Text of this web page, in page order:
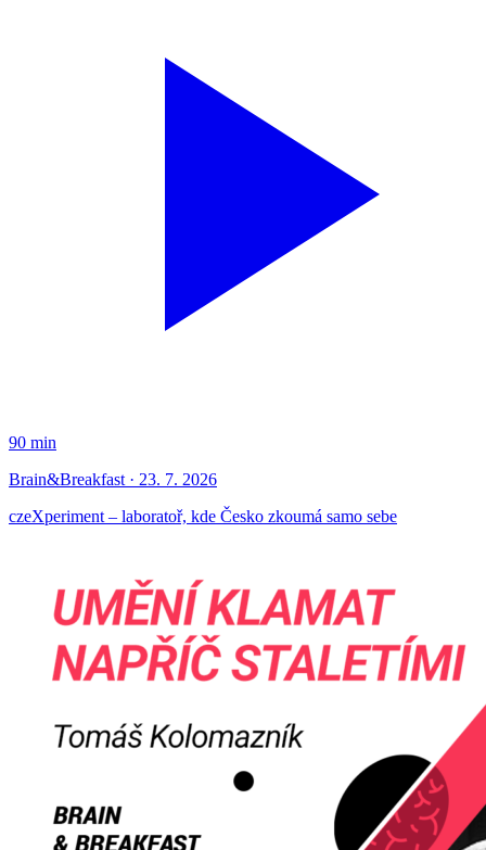
90 min
Brain&Breakfast · 23. 7. 2026
czeXperiment – laboratoř, kde Česko zkoumá samo sebe